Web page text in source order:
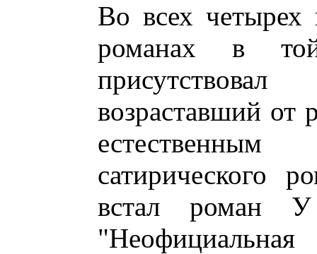
Во всех четырех
романах в
присутствовал
возраставший от
сатирического
встал роман У
"Неофициальная